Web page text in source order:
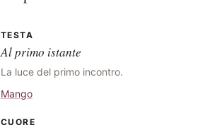
TESTA
Al primo istante
La luce del primo incontro.
Mango
CUORE